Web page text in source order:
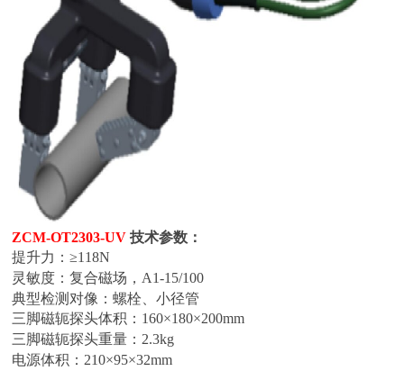
ZCM-OT2303-UV 技术参数：
提升力：≥118N
灵敏度：复合磁场， A1-15/100
典型检测对像：螺栓、小径管
三脚磁轭探头体积： 160×180×200mm
三脚磁轭探头重量： 2.3kg
电源体积： 210×95×32mm